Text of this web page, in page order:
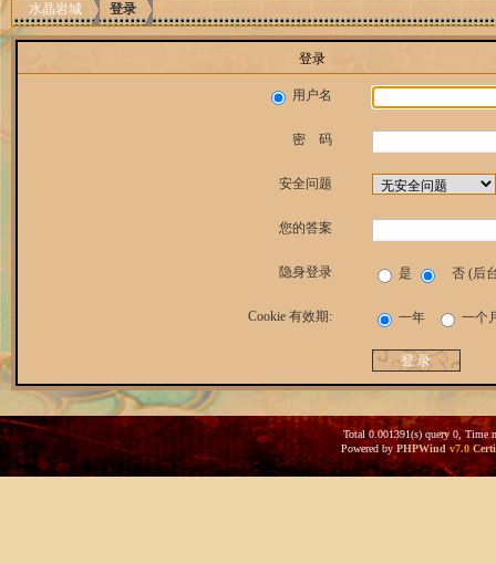
水晶岩城 登录
登录
用户名
密 码
安全问题
您的答案
隐身登录 是 否 (后
Cookie 有效期: 一年 一
Total 0.001391(s) query 0, Time
Powered byPHPWind v7.0